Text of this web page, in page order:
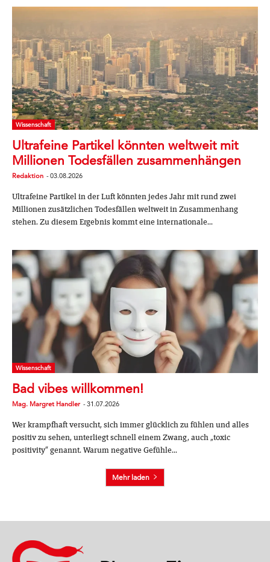
Wissenschaft
Ultrafeine Partikel könnten weltweit mit
Millionen Todesfällen zusammenhängen
Redaktion -03.08.2026
Ultrafeine Partikel in der Luft könnten jedes Jahr mit rund zwei
Millionen zusätzlichen Todesfällen weltweit in Zusammenhang
stehen. Zu diesem Ergebnis kommt eine internationale...
Wissenschaft
Bad vibes willkommen!
Mag. Margret Handler -31.07.2026
Wer krampfhaft versucht, sich immer glücklich zu fühlen und alles
positiv zu sehen, unterliegt schnell einem Zwang, auch „toxic
positivity“ genannt. Warum negative Gefühle...
Mehr laden